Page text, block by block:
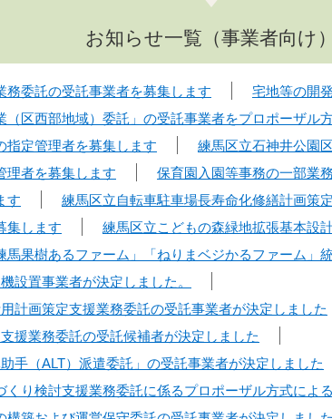
お知らせ一覧（事業者向け）
委託の受託事業者を募集します
宅地等の開
（区西部地域）委託」の受託事業者をプロポーザル
指定管理者を募集します
練馬区立石神井公園
理者を募集します
保育園入園等事務の一部業
す
練馬区立自転車駐車場長寿命化修繕計画策
集します
練馬区立こどもの森緑地拡張基本設
馬果樹あるファーム」「ねりまベジかるファーム」
設置事業者が決定しました。
計画策定支援業務委託の受託事業者が決定しました
援業務委託の受託候補者が決定しました
手（ALT）派遣委託」の受託事業者が決定しました
くり検討支援業務委託に係るプロポーザル方式によ